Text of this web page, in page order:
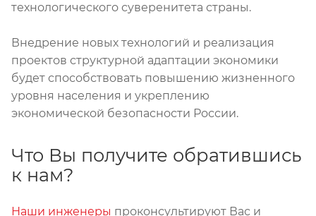
технологического суверенитета страны.
Внедрение новых технологий и реализация
проектов структурной адаптации экономики
будет способствовать повышению жизненного
уровня населения и укреплению
экономической безопасности России.
Что Вы получите обратившись
к нам?
Наши инженеры проконсультируют Вас и